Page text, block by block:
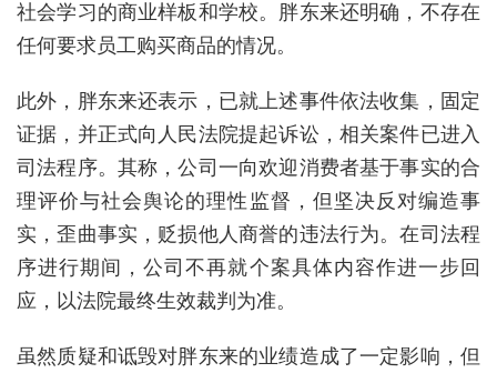
社会学习的商业样板和学校。胖东来还明确，不存在
任何要求员工购买商品的情况。
此外，胖东来还表示，已就上述事件依法收集，固定
证据，并正式向人民法院提起诉讼，相关案件已进入
司法程序。其称，公司一向欢迎消费者基于事实的合
理评价与社会舆论的理性监督，但坚决反对编造事
实，歪曲事实，贬损他人商誉的违法行为。在司法程
序进行期间，公司不再就个案具体内容作进一步回
应，以法院最终生效裁判为准。
虽然质疑和诋毁对胖东来的业绩造成了一定影响，但